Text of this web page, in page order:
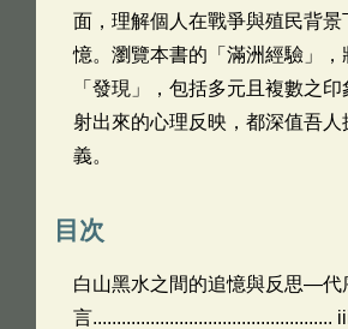
面，理解個人在戰爭與殖民背
憶。瀏覽本書的「滿洲經驗」
「發現」，包括多元且複數之
射出來的心理反映，都深值吾
義。
目次
白山黑水之間的追憶與反思—代
言..................................................